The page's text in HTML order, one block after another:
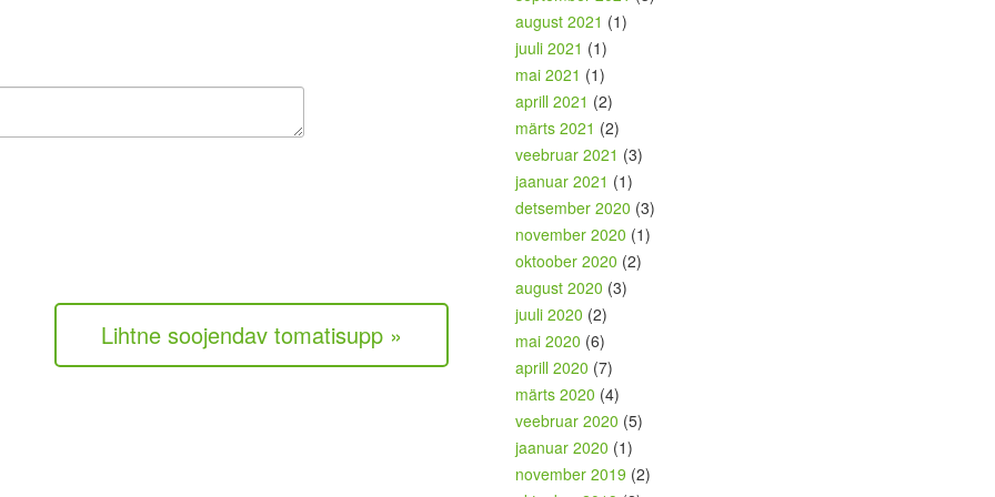
Lihtne soojendav tomatisupp »
august 2021 (1)
juuli 2021 (1)
mai 2021 (1)
aprill 2021 (2)
märts 2021 (2)
veebruar 2021 (3)
jaanuar 2021 (1)
detsember 2020 (3)
november 2020 (1)
oktoober 2020 (2)
august 2020 (3)
juuli 2020 (2)
mai 2020 (6)
aprill 2020 (7)
märts 2020 (4)
veebruar 2020 (5)
jaanuar 2020 (1)
november 2019 (2)